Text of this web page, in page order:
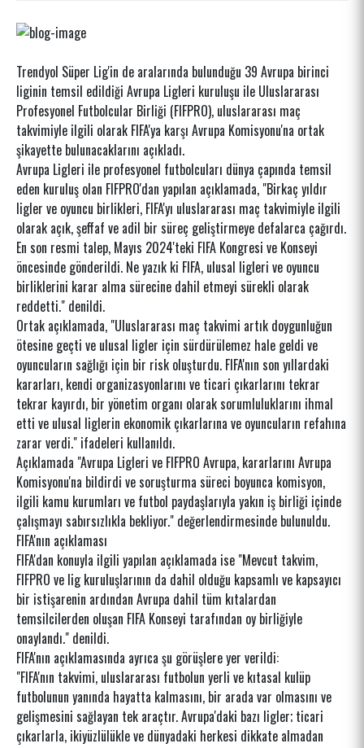
Trendyol Süper Lig'in de aralarında bulunduğu 39 Avrupa birinci
liginin temsil edildiği Avrupa Ligleri kuruluşu ile Uluslararası
Profesyonel Futbolcular Birliği (FIFPRO), uluslararası maç
takvimiyle ilgili olarak FIFA'ya karşı Avrupa Komisyonu'na ortak
şikayette bulunacaklarını açıkladı.
Avrupa Ligleri ile profesyonel futbolcuları dünya çapında temsil
eden kuruluş olan FIFPRO'dan yapılan açıklamada, "Birkaç yıldır
ligler ve oyuncu birlikleri, FIFA'yı uluslararası maç takvimiyle ilgili
olarak açık, şeffaf ve adil bir süreç geliştirmeye defalarca çağırdı.
En son resmi talep, Mayıs 2024'teki FIFA Kongresi ve Konseyi
öncesinde gönderildi. Ne yazık ki FIFA, ulusal ligleri ve oyuncu
birliklerini karar alma sürecine dahil etmeyi sürekli olarak
reddetti." denildi.
Ortak açıklamada, "Uluslararası maç takvimi artık doygunluğun
ötesine geçti ve ulusal ligler için sürdürülemez hale geldi ve
oyuncuların sağlığı için bir risk oluşturdu. FIFA'nın son yıllardaki
kararları, kendi organizasyonlarını ve ticari çıkarlarını tekrar
tekrar kayırdı, bir yönetim organı olarak sorumluluklarını ihmal
etti ve ulusal liglerin ekonomik çıkarlarına ve oyuncuların refahına
zarar verdi." ifadeleri kullanıldı.
Açıklamada "Avrupa Ligleri ve FIFPRO Avrupa, kararlarını Avrupa
Komisyonu'na bildirdi ve soruşturma süreci boyunca komisyon,
ilgili kamu kurumları ve futbol paydaşlarıyla yakın iş birliği içinde
çalışmayı sabırsızlıkla bekliyor." değerlendirmesinde bulunuldu.
FIFA'nın açıklaması
FIFA'dan konuyla ilgili yapılan açıklamada ise "Mevcut takvim,
FIFPRO ve lig kuruluşlarının da dahil olduğu kapsamlı ve kapsayıcı
bir istişarenin ardından Avrupa dahil tüm kıtalardan
temsilcilerden oluşan FIFA Konseyi tarafından oy birliğiyle
onaylandı." denildi.
FIFA'nın açıklamasında ayrıca şu görüşlere yer verildi:
"FIFA'nın takvimi, uluslararası futbolun yerli ve kıtasal kulüp
futbolunun yanında hayatta kalmasını, bir arada var olmasını ve
gelişmesini sağlayan tek araçtır. Avrupa'daki bazı ligler; ticari
çıkarlarla, ikiyüzlülükle ve dünyadaki herkesi dikkate almadan